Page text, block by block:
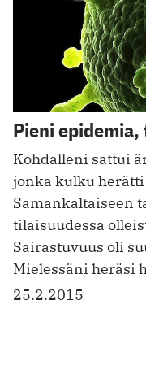
Pieni
Kohdalleni sattui
jonka kulku
Samankaltaiseen
tilaisuudessa
Sairastuvuus oli
Mielessäni heräsi
25.2.2015